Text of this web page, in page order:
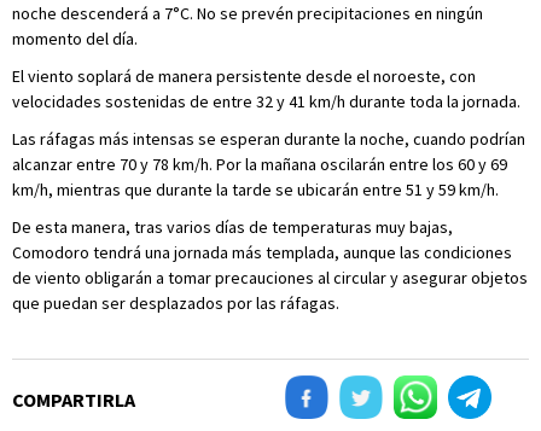
noche descenderá a 7°C. No se prevén precipitaciones en ningún
momento del día.
El viento soplará de manera persistente desde el noroeste, con
velocidades sostenidas de entre 32 y 41 km/h durante toda la jornada.
Las ráfagas más intensas se esperan durante la noche, cuando podrían
alcanzar entre 70 y 78 km/h. Por la mañana oscilarán entre los 60 y 69
km/h, mientras que durante la tarde se ubicarán entre 51 y 59 km/h.
De esta manera, tras varios días de temperaturas muy bajas,
Comodoro tendrá una jornada más templada, aunque las condiciones
de viento obligarán a tomar precauciones al circular y asegurar objetos
que puedan ser desplazados por las ráfagas.
COMPARTIRLA